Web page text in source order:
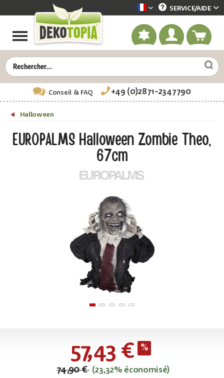
Dekotopia französisch
SERVICE/AIDE
Conseil& FAQ +49 (0)2871-2347790
Halloween
EUROPALMS Halloween Zombie Theo,
67cm
57,43 €
74,90 € (23,32% économisé)